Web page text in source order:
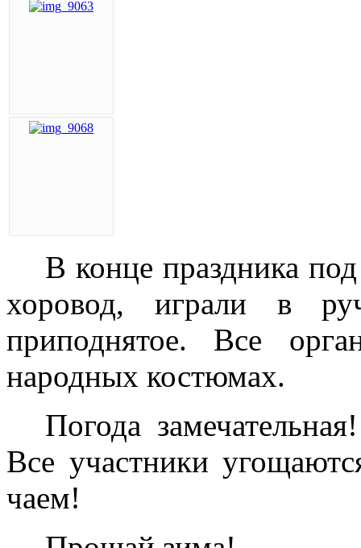
В конце праздника
хоровод, играли в
приподнятое. Все
народных костюмах.
Погода
Все участники
чаем!